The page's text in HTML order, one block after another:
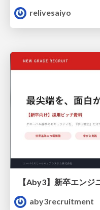
relivesaiyo
【Aby3】新卒エン
aby3recruitment